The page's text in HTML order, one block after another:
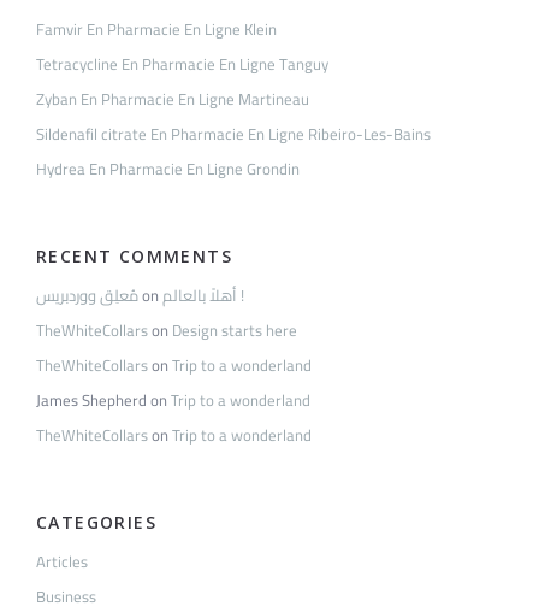
Famvir En Pharmacie En Ligne Klein
Tetracycline En Pharmacie En Ligne Tanguy
Zyban En Pharmacie En Ligne Martineau
Sildenafil citrate En Pharmacie En Ligne Ribeiro-Les-Bains
Hydrea En Pharmacie En Ligne Grondin
RECENT COMMENTS
مُعلِق ووردبريسon
أهلاً بالعالم !
TheWhiteCollarson Design starts here
TheWhiteCollarsonTrip to a wonderland
James ShepherdonTrip to a wonderland
TheWhiteCollarsonTrip to a wonderland
CATEGORIES
Articles
Business